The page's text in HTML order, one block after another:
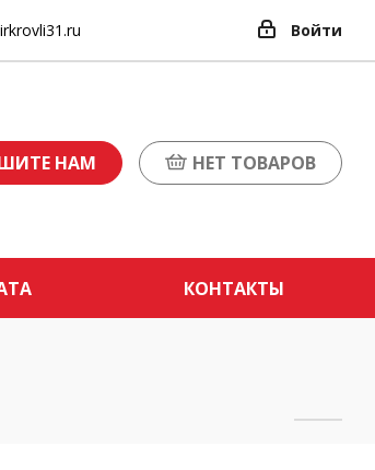
Войти
НАМ НЕТ ТОВАРОВ
КОНТАКТЫ